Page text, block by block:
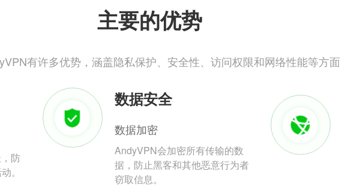
主要的优势
有许多优势，涵盖隐私保护、安全性、访问权限和网络性能等方面
防
。
数据安全
数据加密
AndyVPN会加密所有传输的数
据，防止黑客和其他恶意行为者
窃取信息。